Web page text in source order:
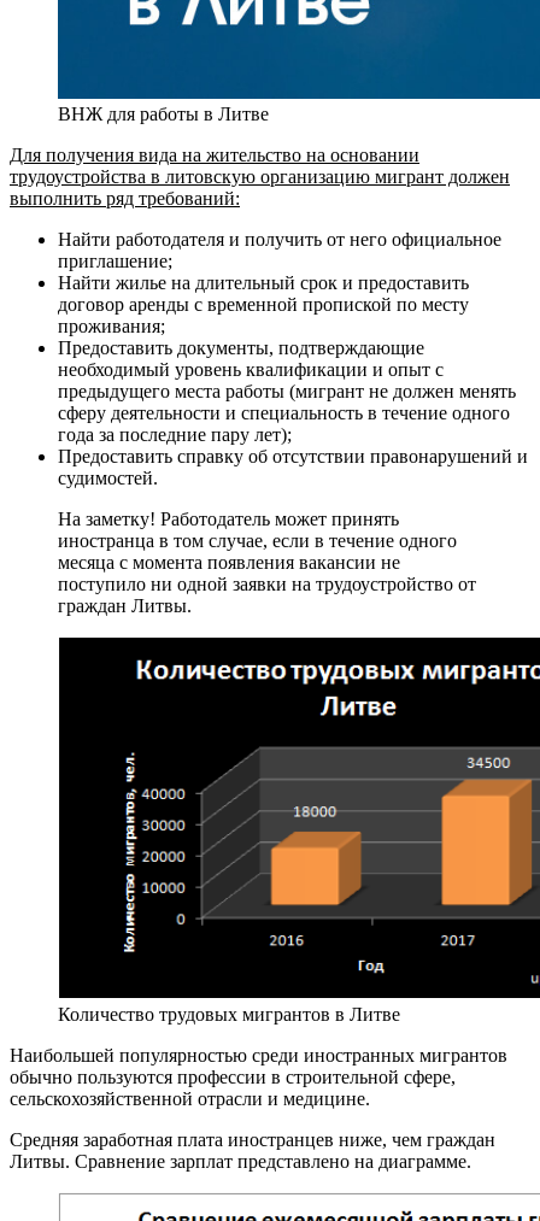
ВНЖ для работы в Литве
Для получения вида на жительство на основании
трудоустройства в литовскую организацию мигрант должен
выполнить ряд требований:
Найти работодателя и получить от него официальное
приглашение;
Найти жилье на длительный срок и предоставить
договор аренды с временной пропиской по месту
проживания;
Предоставить документы, подтверждающие
необходимый уровень квалификации и опыт с
предыдущего места работы (мигрант не должен менять
сферу деятельности и специальность в течение одного
года за последние пару лет);
Предоставить справку об отсутствии правонарушений и
судимостей.
На заметку! Работодатель может принять
иностранца в том случае, если в течение одного
месяца с момента появления вакансии не
поступило ни одной заявки на трудоустройство от
граждан Литвы.
Количество трудовых мигрантов в Литве
Наибольшей популярностью среди иностранных мигрантов
обычно пользуются профессии в строительной сфере,
сельскохозяйственной отрасли и медицине.
Средняя заработная плата иностранцев ниже, чем граждан
Литвы. Сравнение зарплат представлено на диаграмме.